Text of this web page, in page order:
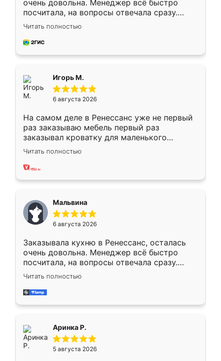
очень довольна. Менеджер всё быстро
посчитала, на вопросы отвечала сразу.
Замерщик приехал в субботу, подошёл к
делу со всей ответственностью. Собрали
за день, ребята работали аккуратно, даже
Читать полностью
Игорь М.
6 августа 2026
На самом деле в Ренессанс уже не первый
раз заказываю мебель первый раз
заказывал кроватку для маленького
ребёнка при его рождении ,во второй раз
заказал шкаф-купе. По качеству очень
хорошее сборка достаточно быстрая,
меньше, здесь же он более разнообразный.
Мне нравится ,если что-то потребуется из
мебели буду заказывать только здесь.
Читать полностью
Мальвина
6 августа 2026
Заказывала кухню в Ренессанс, осталась
очень довольна. Менеджер всё быстро
посчитала, на вопросы отвечала сразу.
Замерщик приехал в субботу, подошёл к
делу со всей ответственностью. Собрали
за день, ребята работали аккуратно, даже
Читать полностью
Аринка Р.
5 августа 2026